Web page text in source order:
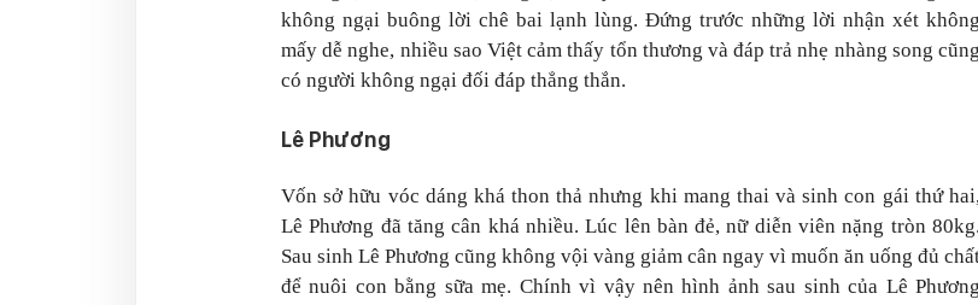
không ngại buông lời chê bai lạnh lùng. Đứng trước những lời nhận xét không
mấy dễ nghe, nhiều sao Việt cảm thấy tổn thương và đáp trả nhẹ nhàng song cũng
có người không ngại đối đáp thẳng thắn.
Lê Phương
Vốn sở hữu vóc dáng khá thon thả nhưng khi mang thai và sinh con gái thứ
Lê Phương đã tăng cân khá nhiều. Lúc lên bàn đẻ, nữ diễn viên nặng tròn 80kg.
Sau sinh Lê Phương cũng không vội vàng giảm cân ngay vì muốn ăn uống đủ
để nuôi con bằng sữa mẹ. Chính vì vậy nên hình ảnh sau sinh của Lê Phương